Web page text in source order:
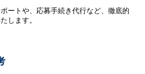
ートや、応募手続き代行など、徹底的
します。